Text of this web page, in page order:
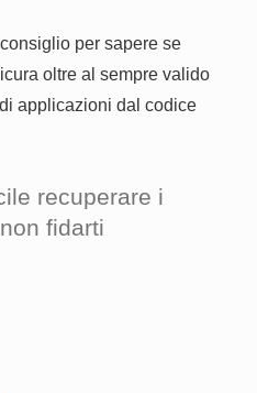
per sapere se
oltre al sempre valido
applicazioni dal codice
recuperare i
fidarti